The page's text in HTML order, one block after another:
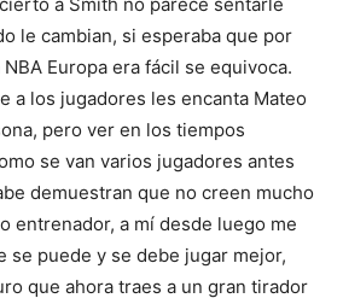
le cambian, si esperaba que por
Europa era fácil se equivoca.
a los jugadores les encanta Mateo
pero ver en los tiempos
se van varios jugadores antes
demuestran que no creen mucho
entrenador, a mí desde luego me
se puede y se debe jugar mejor,
que ahora traes a un gran tirador